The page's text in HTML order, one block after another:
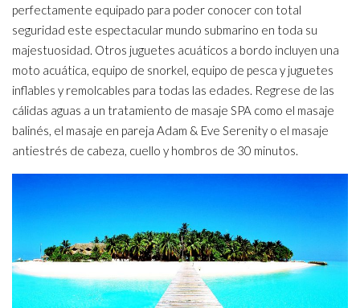
perfectamente equipado para poder conocer con total
seguridad este espectacular mundo submarino en toda su
majestuosidad. Otros juguetes acuáticos a bordo incluyen una
moto acuática, equipo de snorkel, equipo de pesca y juguetes
inflables y remolcables para todas las edades. Regrese de las
cálidas aguas a un tratamiento de masaje SPA como el masaje
balinés, el masaje en pareja Adam & Eve Serenity o el masaje
antiestrés de cabeza, cuello y hombros de 30 minutos.